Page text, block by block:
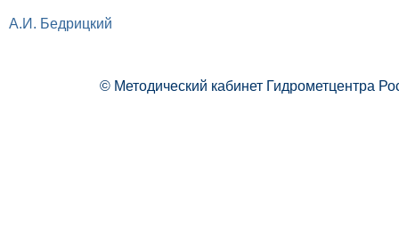
А.И. Бедрицкий
© Методический кабинет Гидрометцентра